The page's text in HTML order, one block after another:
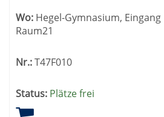
Wo: Hegel-Gymnasium,
Raum21
Nr.:T47F010
Status: Plätze frei